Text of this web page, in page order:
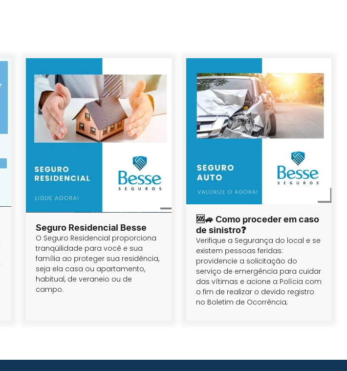
Seguro Residencial Besse
O Seguro Residencial proporciona
tranqüilidade para você e sua
família ao proteger sua residência,
seja ela casa ou apartamento,
habitual, de veraneio ou de
campo.
🆘🚙 Como proceder em caso
de sinistro❓
Verifique a Segurança do local e se
existem pessoas feridas:
providencie a solicitação do
serviço de emergência para cuidar
das vítimas e acione a Polícia com
o fim de realizar o devido registro
no Boletim de Ocorrência;